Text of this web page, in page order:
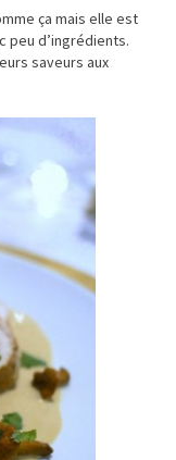
ça mais elle est
d’ingrédients.
saveurs aux